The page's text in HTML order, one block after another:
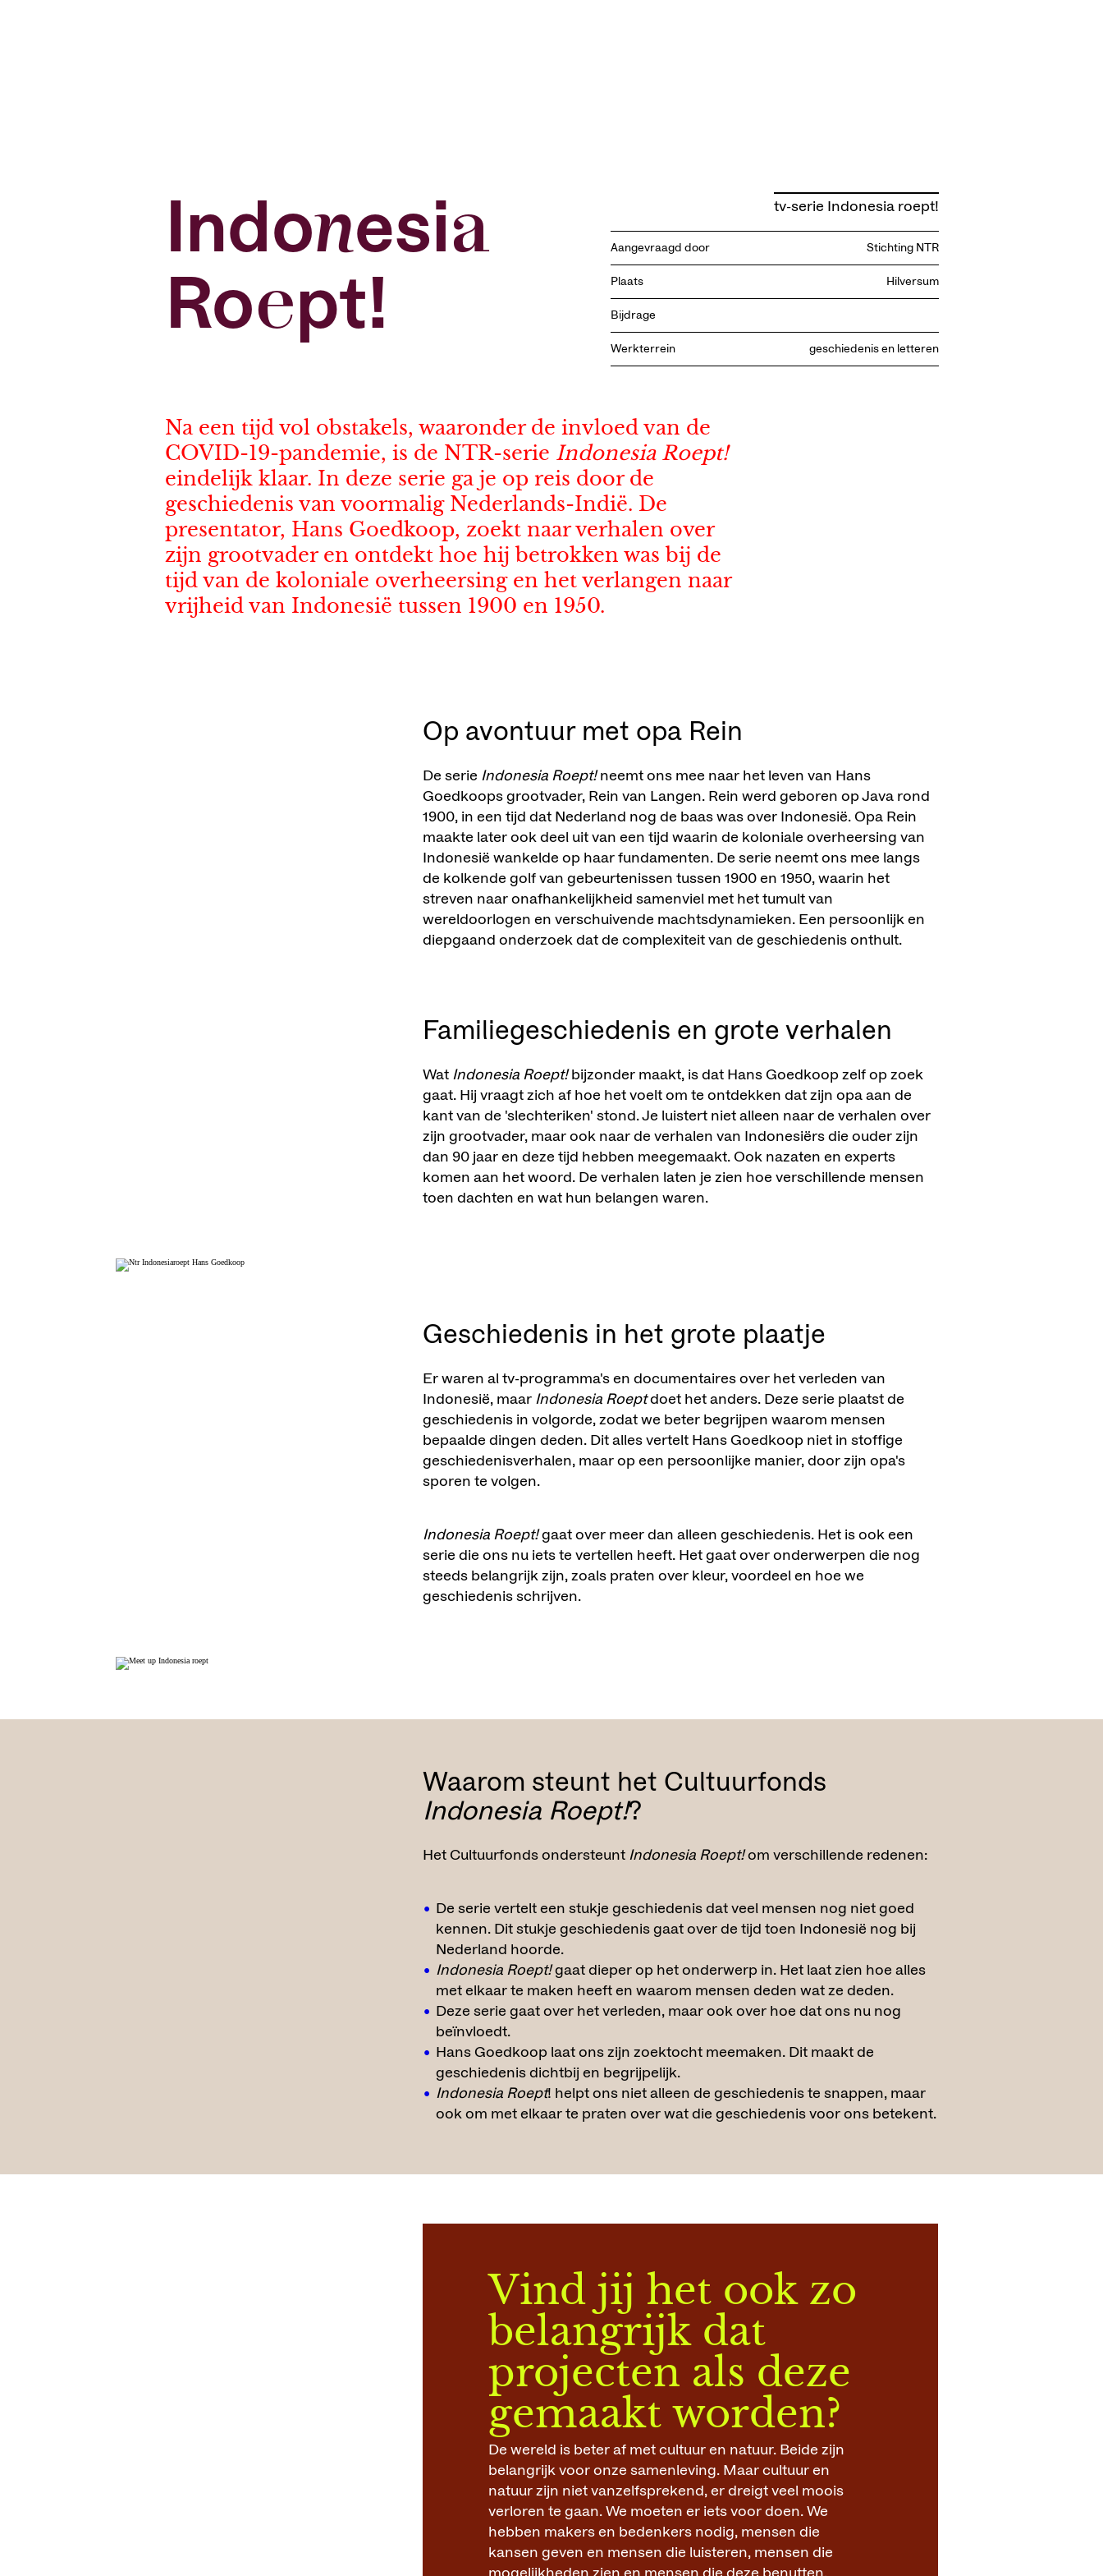
Indonesia
Roept!
tv-serie Indonesia roept!
Aangevraagd door Stichting NTR
Plaats Hilversum
Bijdrage
Werkterrein geschiedenis en letteren
Na een tijd vol obstakels, waaronder de invloed van de
COVID-19-pandemie, is de NTR-serie Indonesia Roept!
eindelijk klaar. In deze serie ga je op reis door de
geschiedenis van voormalig Nederlands-Indië. De
presentator, Hans Goedkoop, zoekt naar verhalen over
zijn grootvader en ontdekt hoe hij betrokken was bij de
tijd van de koloniale overheersing en het verlangen naar
vrijheid van Indonesië tussen 1900 en 1950.
Op avontuur met opa Rein
De serie Indonesia Roept!neemt ons mee naar het leven van Hans
Goedkoops grootvader, Rein van Langen. Rein werd geboren op Java rond
1900, in een tijd dat Nederland nog de baas was over Indonesië. Opa Rein
maakte later ook deel uit van een tijd waarin de koloniale overheersing van
Indonesië wankelde op haar fundamenten. De serie neemt ons mee langs
de kolkende golf van gebeurtenissen tussen 1900 en 1950, waarin het
streven naar onafhankelijkheid samenviel met het tumult van
wereldoorlogen en verschuivende machtsdynamieken. Een persoonlijk en
diepgaand onderzoek dat de complexiteit van de geschiedenis onthult.
Familiegeschiedenis en grote verhalen
Wat Indonesia Roept!bijzonder maakt, is dat Hans Goedkoop zelf op zoek
gaat. Hij vraagt zich af hoe het voelt om te ontdekken dat zijn opa aan de
kant van de 'slechteriken' stond. Je luistert niet alleen naar de verhalen over
zijn grootvader, maar ook naar de verhalen van Indonesiërs die ouder zijn
dan 90 jaar en deze tijd hebben meegemaakt. Ook nazaten en experts
komen aan het woord. De verhalen laten je zien hoe verschillende mensen
toen dachten en wat hun belangen waren.
Geschiedenis in het grote plaatje
Er waren al tv-programma's en documentaires over het verleden van
Indonesië, maar Indonesia Roeptdoet het anders. Deze serie plaatst de
geschiedenis in volgorde, zodat we beter begrijpen waarom mensen
bepaalde dingen deden. Dit alles vertelt Hans Goedkoop niet in stoffige
geschiedenisverhalen, maar op een persoonlijke manier, door zijn opa's
sporen te volgen.
Indonesia Roept!gaat over meer dan alleen geschiedenis. Het is ook een
serie die ons nu iets te vertellen heeft. Het gaat over onderwerpen die nog
steeds belangrijk zijn, zoals praten over kleur, voordeel en hoe we
geschiedenis schrijven.
Waarom steunt het Cultuurfonds
Indonesia Roept!?
Het Cultuurfonds ondersteunt Indonesia Roept!om verschillende redenen:
De serie vertelt een stukje geschiedenis dat veel mensen nog niet goed
kennen. Dit stukje geschiedenis gaat over de tijd toen Indonesië nog bij
Nederland hoorde.
Indonesia Roept!gaat dieper op het onderwerp in. Het laat zien hoe alles
met elkaar te maken heeft en waarom mensen deden wat ze deden.
Deze serie gaat over het verleden, maar ook over hoe dat ons nu nog
beïnvloedt.
Hans Goedkoop laat ons zijn zoektocht meemaken. Dit maakt de
geschiedenis dichtbij en begrijpelijk.
Indonesia Roept! helpt ons niet alleen de geschiedenis te snappen, maar
ook om met elkaar te praten over wat die geschiedenis voor ons betekent.
Vind jij het ook zo
belangrijk dat
projecten als deze
gemaakt worden?
De wereld is beter af met cultuur en natuur. Beide zijn
belangrijk voor onze samenleving. Maar cultuur en
natuur zijn niet vanzelfsprekend, er dreigt veel moois
verloren te gaan. We moeten er iets voor doen. We
hebben makers en bedenkers nodig, mensen die
kansen geven en mensen die luisteren, mensen die